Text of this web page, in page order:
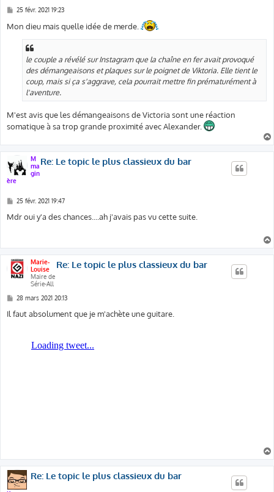
M
s
s
25 févr. 2021 19:23
Mon dieu mais quelle idée de merde.
le couple a révélé sur Instagram que la chaîne en fer avait provoqué
des démangeaisons et plaques sur le poignet de Viktoria. Elle tient le
coup, mais si ça s'aggrave, cela pourrait mettre fin prématurément à
l'aventure.
M'est avis que les démangeaisons de Victoria sont une réaction
somatique à sa trop grande proximité avec Alexander.
M
ma
gin
ère
Re: Le topic le plus classieux du bar
M
s
s
25 févr. 2021 19:47
Mdr oui y'a des chances....ah j'avais pas vu cette suite.
Marie-
Louise
Maire de
Série-All
Re: Le topic le plus classieux du bar
M
s
s
28 mars 2021 20:13
Il faut absolument que je m'achète une guitare.
Re: Le topic le plus classieux du bar